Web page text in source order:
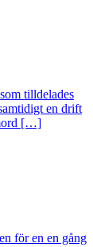
tilldelades
en drift
[…]
för en en gång